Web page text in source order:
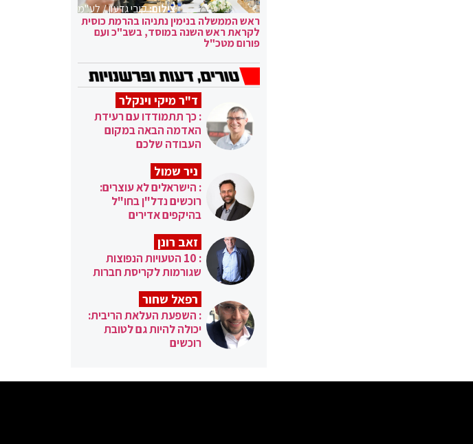
צילום:קובי גדעון / לע"מ
ראש הממשלה בנימין נתניהו בהרמת כוסית
לקראת ראש השנה במוסד, בשב"כ ועם
פורום מטכ"ל
ד"ר מיקי וינקלר
: כך תתמודדו עם רעידת
האדמה הבאה במקום
העבודה שלכם
ניר שמול
: הישראלים לא עוצרים:
רוכשים נדל"ן בחו"ל
בהיקפים אדירים
זאב רונן
: 10 הטעויות הנפוצות
שגורמות לקריסת חברות
רפאל שחור
: השפעת העלאת הריבית:
יכולה להיות גם לטובת
רוכשים